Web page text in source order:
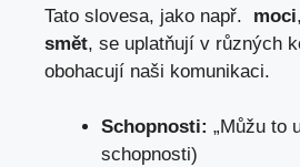
Tato slovesa,⁤ jako např. ‌ moci,​
smět, se uplatňují v ‌různých
obohacují ​naši komunikaci.
Schopnosti: „Můžu ⁤to
⁢schopnosti)